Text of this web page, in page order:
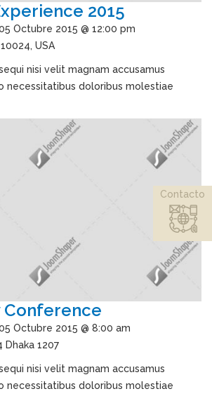
2015
Octubre 2015 @ 12:00 pm
10024, USA
nisi velit magnam accusamus
necessitatibus doloribus molestiae
Conference
Octubre 2015 @ 8:00 am
Dhaka 1207
nisi velit magnam accusamus
necessitatibus doloribus molestiae
Contacto